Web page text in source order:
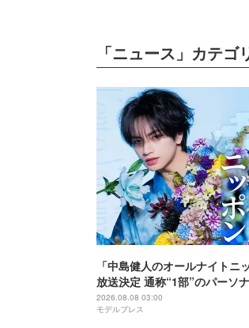
「ニュース」カテ
「中島健人のオールナイトニ
放送決定 通称“1部”のパーソ
初担当
2026.08.08 03:00
モデルプレス